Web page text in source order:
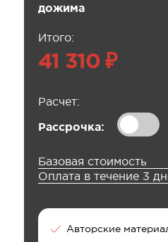
дожима
Итого:
41 310 ₽
Расчет:
Рассрочка:
Базовая стоимость
Оплата в течение 3
Авторские